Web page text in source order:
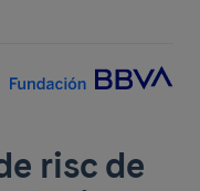
risc de